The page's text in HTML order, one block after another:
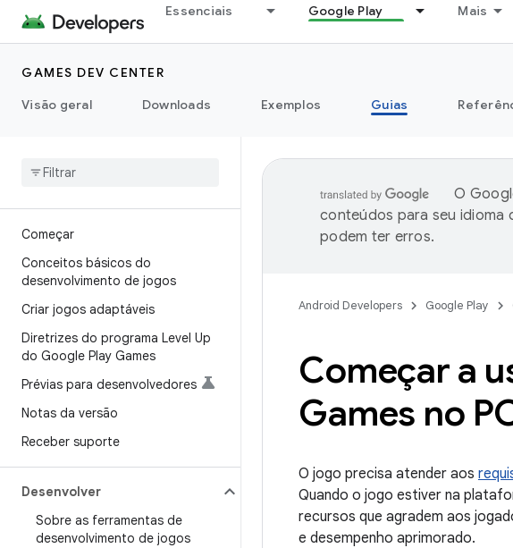
Essenciais Google Play Mais
GAMES DEV CENTER
Visão geral
Downloads Exemplos Guias
Começar
Conceitos básicos do
desenvolvimento de jogos
Criar jogos adaptáveis
Diretrizes do programa Level Up
do Google Play Games
Prévias para desenvolvedores
Notas da versão
Receber suporte
Desenvolver
Sobre as ferramentas de
desenvolvimento de jogos
O
conteúdos para seu idioma
podem ter erros.
Android Developers Google Play
Começar a
Games no
O jogo precisa atender aos
Quando o jogo estiver na
recursos que agradem aos
e desempenho aprimorado.